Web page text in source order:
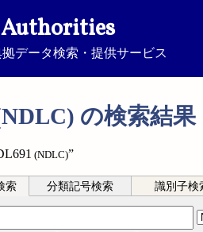
データ検索・提供サービス
の検索結果
(NDLC)”
索 分類記号検索 識別子検